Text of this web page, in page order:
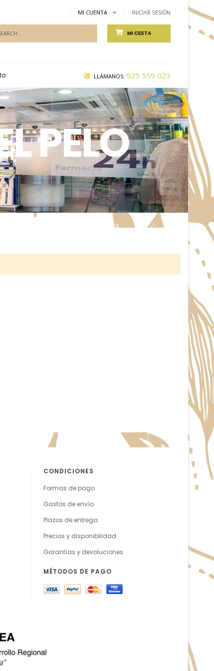
INICIAR SESIÓN
MI CUENTA
MI CESTA
Productos
de
LLÁMANOS: 925 559 023
PELO
PELO
CONDICIONES
Formas de pago
Gastos de envío
Plazos de entrega
Precios y disponibilidad
Garantías y devoluciones
MÉTODOS DE PAGO